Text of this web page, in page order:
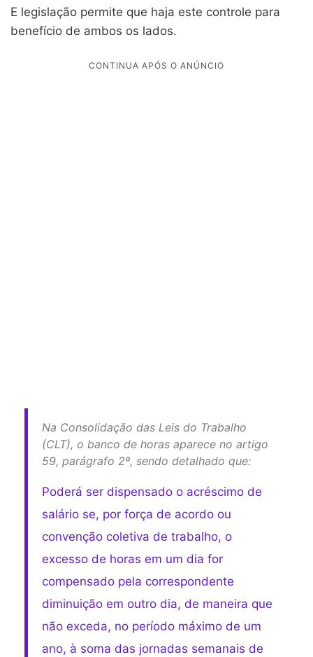
E legislação permite que haja este controle para
benefício de ambos os lados.
Na Consolidação das Leis do Trabalho
(CLT), o banco de horas aparece no artigo
59, parágrafo 2º, sendo detalhado que:
Poderá ser dispensado o acréscimo de
salário se, por força de acordo ou
convenção coletiva de trabalho, o
excesso de horas em um dia for
compensado pela correspondente
diminuição em outro dia, de maneira que
não exceda, no período máximo de um
ano, à soma das jornadas semanais de